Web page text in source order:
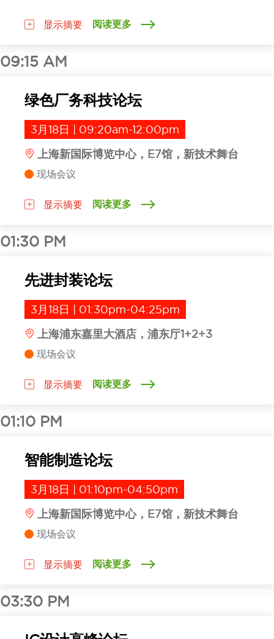
显示摘要 阅读更多
09:15 AM
绿色厂务科技论坛
3月18日 | 09:20am-12:00pm
上海新国际博览中心，E7馆，新技术舞台
现场会议
显示摘要 阅读更多
01:30 PM
先进封装论坛
3月18日 | 01:30pm-04:25pm
上海浦东嘉里大酒店，浦东厅1+2+3
现场会议
显示摘要 阅读更多
01:10 PM
智能制造论坛
3月18日 | 01:10pm-04:50pm
上海新国际博览中心，E7馆，新技术舞台
现场会议
显示摘要 阅读更多
03:30 PM